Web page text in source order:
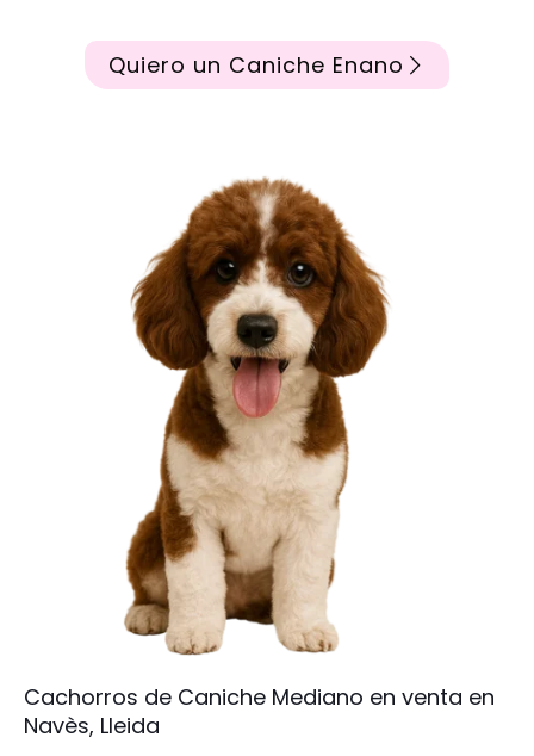
Quiero un Caniche Enano
Cachorros de Caniche Mediano en venta en
Navès, Lleida